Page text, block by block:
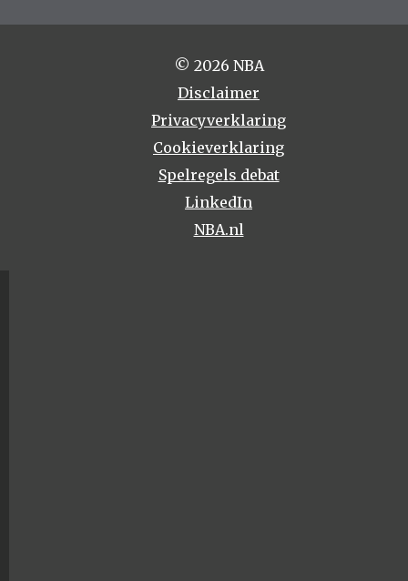
© 2026 NBA
Disclaimer
Privacyverklaring
Cookieverklaring
Spelregels debat
LinkedIn
NBA.nl